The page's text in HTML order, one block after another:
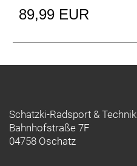
89,99 EUR
Schatzki-Radsport & Technik
Bahnhofstraße 7F
04758 Oschatz